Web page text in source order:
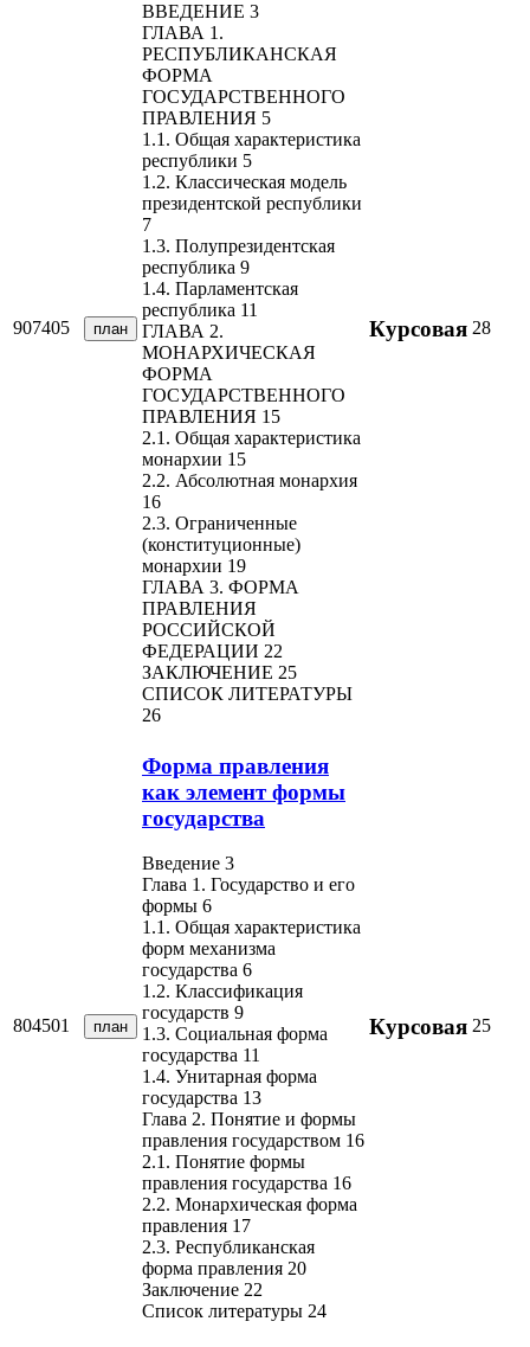
907405 план
ВВЕДЕНИЕ 3
ГЛАВА 1.
РЕСПУБЛИКАНСКАЯ
ФОРМА
ГОСУДАРСТВЕННОГО
ПРАВЛЕНИЯ 5
1.1. Общая характеристика
республики 5
1.2. Классическая модель
президентской республики
7
1.3. Полупрезидентская
республика 9
1.4. Парламентская
республика 11
ГЛАВА 2.
МОНАРХИЧЕСКАЯ
ФОРМА
ГОСУДАРСТВЕННОГО
ПРАВЛЕНИЯ 15
2.1. Общая характеристика
монархии 15
2.2. Абсолютная монархия
16
2.3. Ограниченные
(конституционные)
монархии 19
ГЛАВА 3. ФОРМА
ПРАВЛЕНИЯ
РОССИЙСКОЙ
ФЕДЕРАЦИИ 22
ЗАКЛЮЧЕНИЕ 25
СПИСОК ЛИТЕРАТУРЫ
26
Курсовая 28
804501 план
Форма правления
как элемент формы
государства
Введение 3
Глава 1. Государство и его
формы 6
1.1. Общая характеристика
форм механизма
государства 6
1.2. Классификация
государств 9
1.3. Социальная форма
государства 11
1.4. Унитарная форма
государства 13
Глава 2. Понятие и формы
правления государством 16
2.1. Понятие формы
правления государства 16
2.2. Монархическая форма
правления 17
2.3. Республиканская
форма правления 20
Заключение 22
Список литературы 24
Курсовая 25